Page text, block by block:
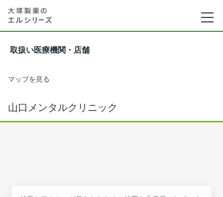
取扱い医療機関・店舗
マップを見る
山口メンタルクリニック